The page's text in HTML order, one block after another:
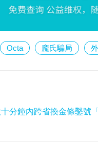
Octa 龐氏騙局
分鐘內跨省換金條鑿號